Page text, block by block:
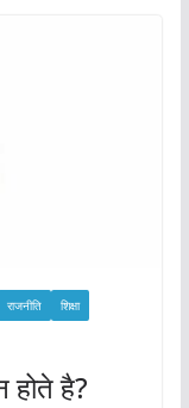
राजनीति
शिक्षा
होते है?